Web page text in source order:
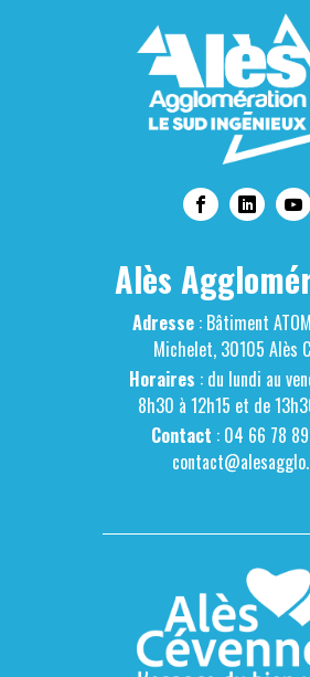
Alès
Adresse : Bâtiment
Michelet, 30105 Alès
Horaires : du lundi au
8h30 à 12h15 et de
Contact : 04 66 78